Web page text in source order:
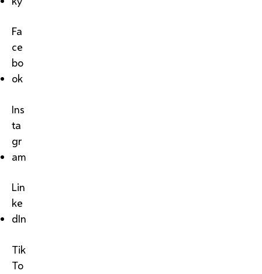
Fa
ce
bo
ok
Ins
ta
gr
am
Lin
ke
dIn
Tik
To